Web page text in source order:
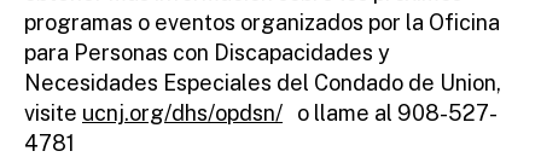
programas o eventos organizados por la Oficina
para Personas con Discapacidades y
Necesidades Especiales del Condado de Union,
visite ucnj.org/dhs/opdsn/ o llame al 908-527-
4781